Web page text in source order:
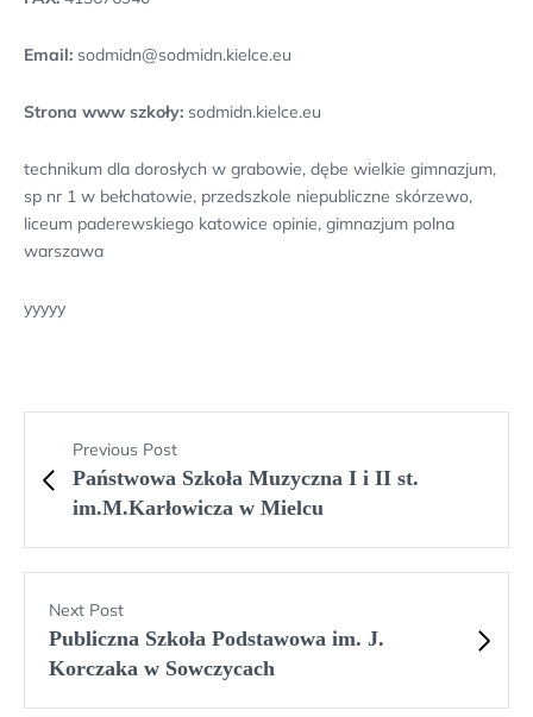
Email: sodmidn@sodmidn.kielce.eu
Strona www szkoły: sodmidn.kielce.eu
technikum dla dorosłych w grabowie, dębe wielkie gimnazjum,
sp nr 1 w bełchatowie, przedszkole niepubliczne skórzewo,
liceum paderewskiego katowice opinie, gimnazjum polna
warszawa
yyyyy
Previous Post
Państwowa Szkoła Muzyczna I i II st.
im.M.Karłowicza w Mielcu
Next Post
Publiczna Szkoła Podstawowa im. J.
Korczaka w Sowczycach